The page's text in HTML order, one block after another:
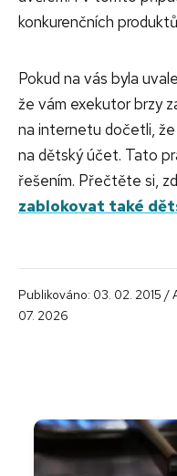
konkurenčních
Pokud na vás byla
že vám exekutor brzy
na internetu dočetli,
na dětský účet. Tato
řešením. Přečtěte si,
zablokovat také
Publikováno: 03. 02. 2015 /
07. 2026